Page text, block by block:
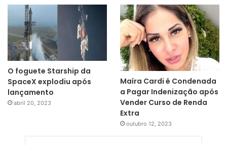
O foguete Starship da
SpaceX explodiu após
lançamento
abril 20, 2023
Maíra Cardi é Condenada
a Pagar Indenização após
Vender Curso de Renda
Extra
outubro 12, 2023